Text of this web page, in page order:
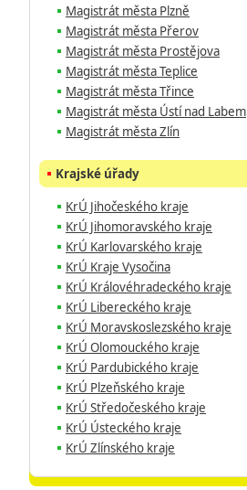
Magistrát města Plzně
Magistrát města Přerov
Magistrát města Prostějova
Magistrát města Teplice
Magistrát města Třince
Magistrát města Ústí nad Labem
Magistrát města Zlín
Krajské úřady
KrÚ Jihočeského kraje
KrÚ Jihomoravského kraje
KrÚ Karlovarského kraje
KrÚ Kraje Vysočina
KrÚ Královéhradeckého kraje
KrÚ Libereckého kraje
KrÚ Moravskoslezského kraje
KrÚ Olomouckého kraje
KrÚ Pardubického kraje
KrÚ Plzeňského kraje
KrÚ Středočeského kraje
KrÚ Ústeckého kraje
KrÚ Zlínského kraje